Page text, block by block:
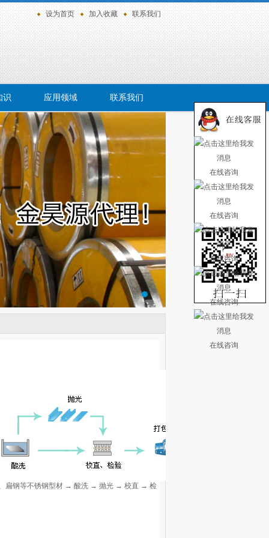
联系我们
加入收藏
设为首页
识 应用领域 联系我们
扁钢等不锈钢型材 → 酸洗 → 抛光 → 校直 → 检
在线咨询
在线咨询
在线咨询
在线咨询
在线咨询